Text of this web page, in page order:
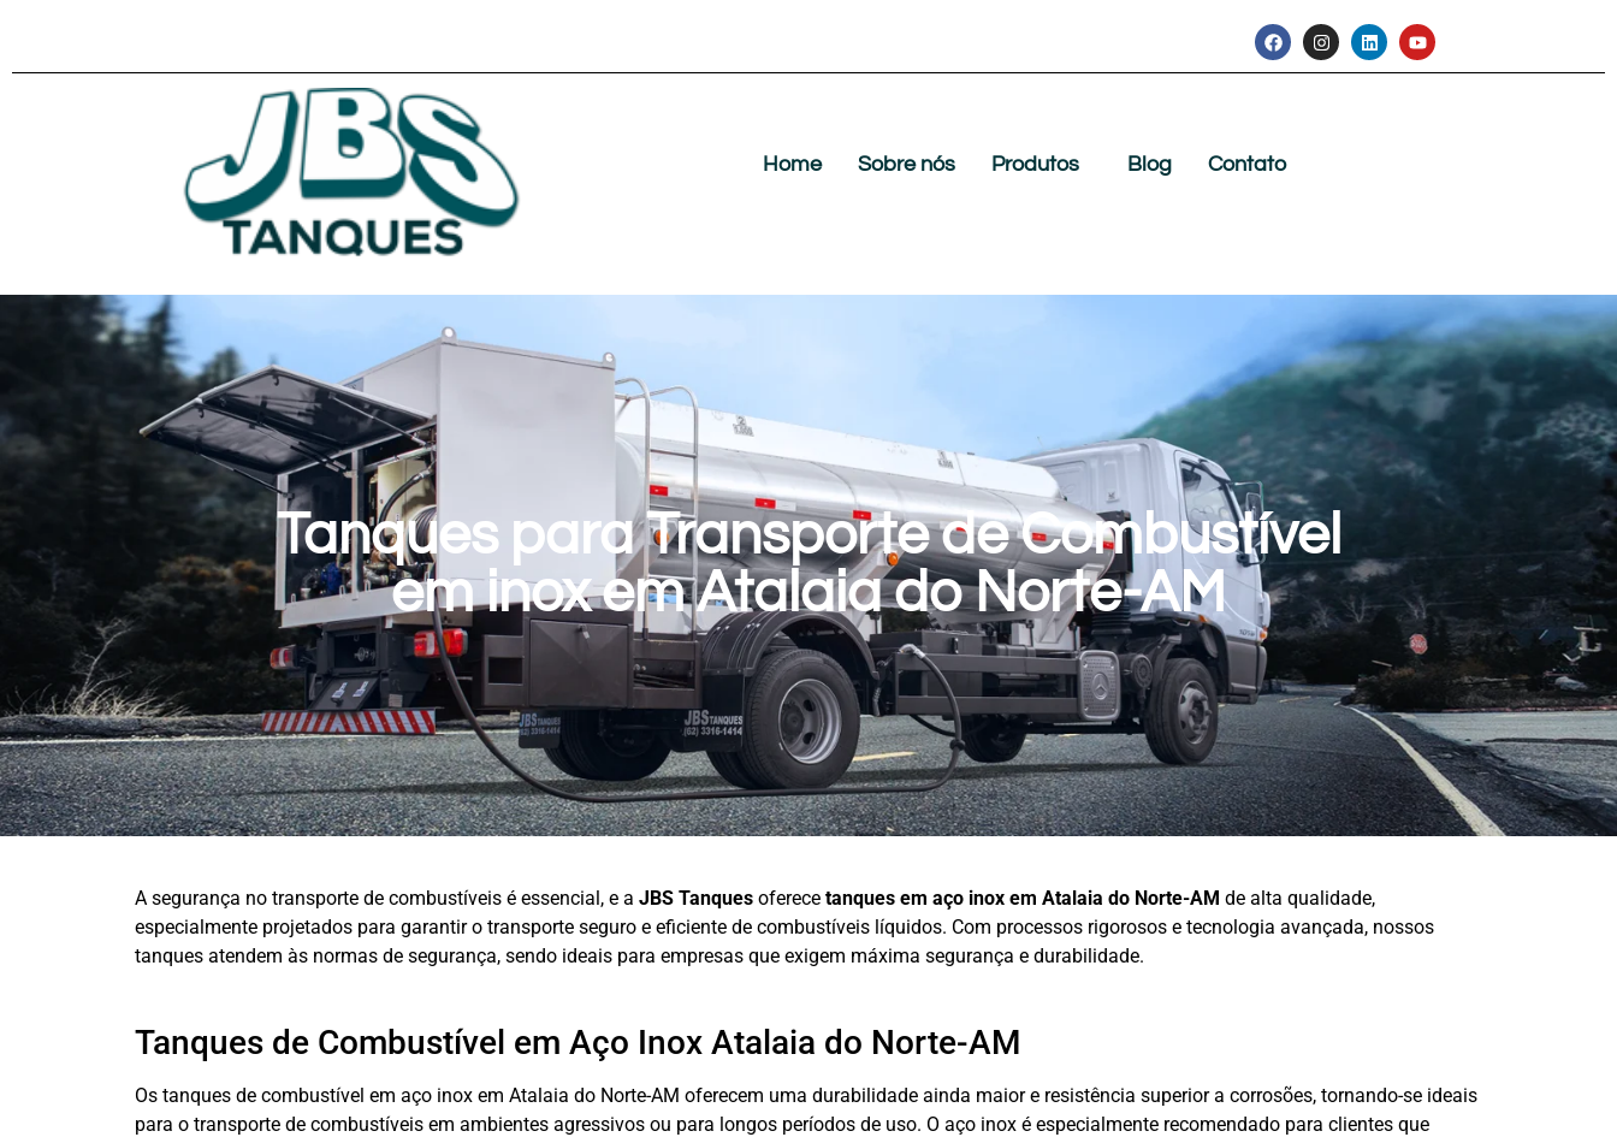
Home Sobre nós Produtos Blog Contato
Tanques para Transporte de Combustível
em inox em Atalaia do Norte-AM
A segurança no transporte de combustíveis é essencial, e a JBS Tanques oferece tanques em aço inox em Atalaia do Norte-AM de alta qualidade,
especialmente projetados para garantir o transporte seguro e eficiente de combustíveis líquidos. Com processos rigorosos e tecnologia avançada, nossos
tanques atendem às normas de segurança, sendo ideais para empresas que exigem máxima segurança e durabilidade.
Tanques de Combustível em Aço Inox Atalaia do Norte-AM
Os tanques de combustível em aço inox em Atalaia do Norte-AM oferecem uma durabilidade ainda maior e resistência superior a corrosões, tornando-se ideais
para o transporte de combustíveis em ambientes agressivos ou para longos períodos de uso. O aço inox é especialmente recomendado para clientes que